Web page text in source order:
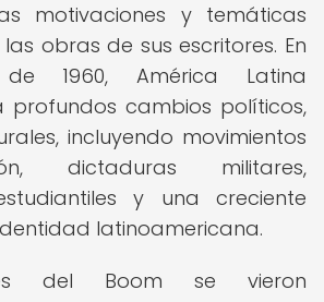
motivaciones y temáticas
obras de sus escritores. En
1960, América Latina
profundos cambios políticos,
incluyendo movimientos
dictaduras militares,
y una creciente
latinoamericana.
del Boom se vieron